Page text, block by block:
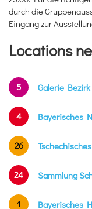
durch die
Eingang zur
Locations
5 Galerie
4 Bayerisches
26
24 Sammlung
1
Bayerisches